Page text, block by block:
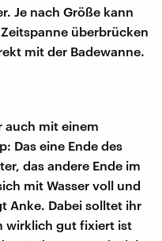
Je nach Größe kann
überbrücken
mit der Badewanne.
auch mit einem
Das eine Ende des
das andere Ende im
mit Wasser voll und
Anke. Dabei solltet ihr
wirklich gut fixiert ist